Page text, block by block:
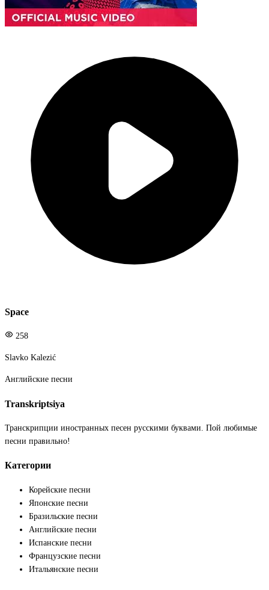
Space
258
Slavko Kalezić
Английские песни
Transkriptsiya
Транскрипции иностранных песен русскими буквами. Пой любимые
песни правильно!
Категории
Корейские песни
Японские песни
Бразильские песни
Английские песни
Испанские песни
Французские песни
Итальянские песни